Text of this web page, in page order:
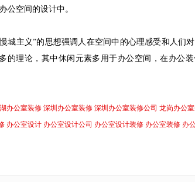
公空间的设计中。
城主义”的思想强调人在空间中的心理感受和人们
的理论，其中休闲元素多用于办公空间，在办公
办公室装修 深圳办公室装修 深圳办公室装修公司 龙岗办公
办公室设计 办公室设计公司 办公室设计装修 办公室装修 办